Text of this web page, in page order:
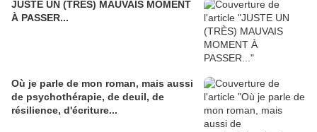
JUSTE UN (TRÈS) MAUVAIS MOMENT
À PASSER...
Où je parle de mon roman, mais aussi
de psychothérapie, de deuil, de
résilience, d'écriture...